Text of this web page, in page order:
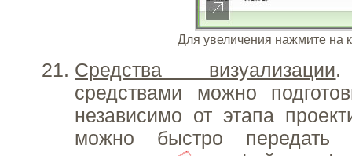
Для увеличения нажмите на
Средства визуализации.
средствами можно
независимо от этапа
можно быстро